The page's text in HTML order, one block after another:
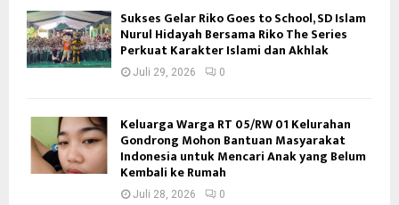
Sukses Gelar Riko Goes to School, SD Islam
Nurul Hidayah Bersama Riko The Series
Perkuat Karakter Islami dan Akhlak
Juli 29, 2026 0
Keluarga Warga RT 05/RW 01 Kelurahan
Gondrong Mohon Bantuan Masyarakat
Indonesia untuk Mencari Anak yang Belum
Kembali ke Rumah
Juli 28, 2026 0